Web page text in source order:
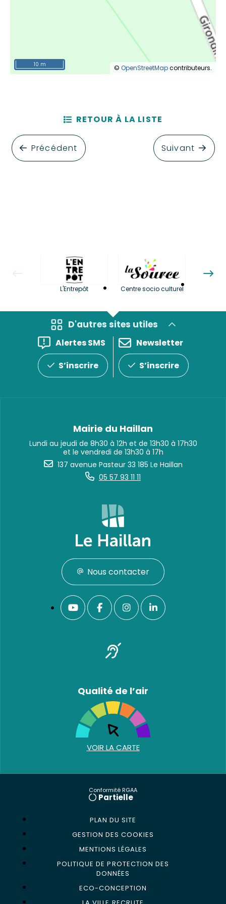
© OpenStreetMapcontributeurs.
10 m
Précédent
RETOUR À LA LISTE
Suivant
L'Entrepôt Centre socio culturel
D'autres sites utiles
Alertes SMS
S’inscrire
Newsletter
S’inscrire
Mairie du Haillan
Lundi au jeudi de 8h30 à 12h et de 13h30 à 17h30
et le vendredi de 13h30 à 17h
137 avenue Pasteur 33 185 Le Haillan
05 57 93 11 11
Nous contacter
Qualité de l’air
VOIR LA CARTE
Conformité RGAA
Partielle
PLAN DU SITE
GESTION DES COOKIES
MENTIONS LÉGALES
POLITIQUE DE PROTECTION DES
DONNÉES
ECO-CONCEPTION